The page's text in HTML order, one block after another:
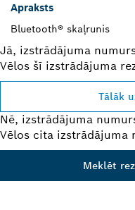
Apraksts
Bluetooth® skaļrunis
Jā, izstrādājuma
Vēlos šī izstrādājuma
Tālāk
Nē, izstrādājuma
Vēlos cita izstrādājuma
Meklēt